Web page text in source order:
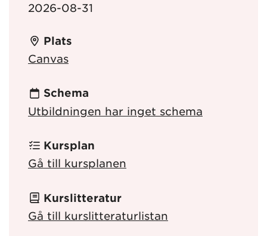
2026-08-31
Plats
Canvas
Schema
Utbildningen har inget schema
Kursplan
Gå till kursplanen
Kurslitteratur
Gå till kurslitteraturlistan